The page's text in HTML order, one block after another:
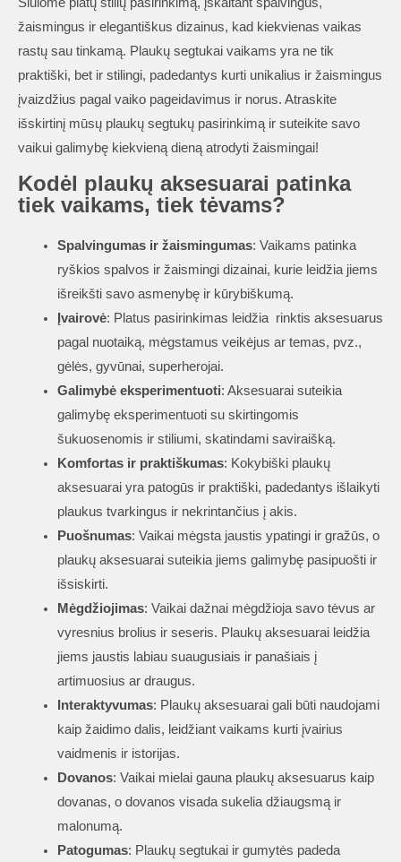
žaismingus ir elegantiškus dizainus, kad kiekvienas vaikas
rastų sau tinkamą. Plaukų segtukai vaikams yra ne tik
praktiški, bet ir stilingi, padedantys kurti unikalius ir žaismingus
įvaizdžius pagal vaiko pageidavimus ir norus. Atraskite
išskirtinį mūsų plaukų segtukų pasirinkimą ir suteikite savo
vaikui galimybę kiekvieną dieną atrodyti žaismingai!
Kodėl plaukų aksesuarai patinka
tiek vaikams, tiek tėvams?
Spalvingumas ir žaismingumas: Vaikams patinka
ryškios spalvos ir žaismingi dizainai, kurie leidžia jiems
išreikšti savo asmenybę ir kūrybiškumą.
Įvairovė: Platus pasirinkimas leidžia rinktis aksesuarus
pagal nuotaiką, mėgstamus veikėjus ar temas, pvz.,
gėlės, gyvūnai, superherojai.
Galimybė eksperimentuoti: Aksesuarai suteikia
galimybę eksperimentuoti su skirtingomis
šukuosenomis ir stiliumi, skatindami saviraišką.
Komfortas ir praktiškumas: Kokybiški plaukų
aksesuarai yra patogūs ir praktiški, padedantys išlaikyti
plaukus tvarkingus ir nekrintančius į akis.
Puošnumas: Vaikai mėgsta jaustis ypatingi ir gražūs, o
plaukų aksesuarai suteikia jiems galimybę pasipuošti ir
išsiskirti.
Mėgdžiojimas: Vaikai dažnai mėgdžioja savo tėvus ar
vyresnius brolius ir seseris. Plaukų aksesuarai leidžia
jiems jaustis labiau suaugusiais ir panašiais į
artimuosius ar draugus.
Interaktyvumas: Plaukų aksesuarai gali būti naudojami
kaip žaidimo dalis, leidžiant vaikams kurti įvairius
vaidmenis ir istorijas.
Dovanos: Vaikai mielai gauna plaukų aksesuarus kaip
dovanas, o dovanos visada sukelia džiaugsmą ir
malonumą.
Patogumas: Plaukų segtukai ir gumytės padeda